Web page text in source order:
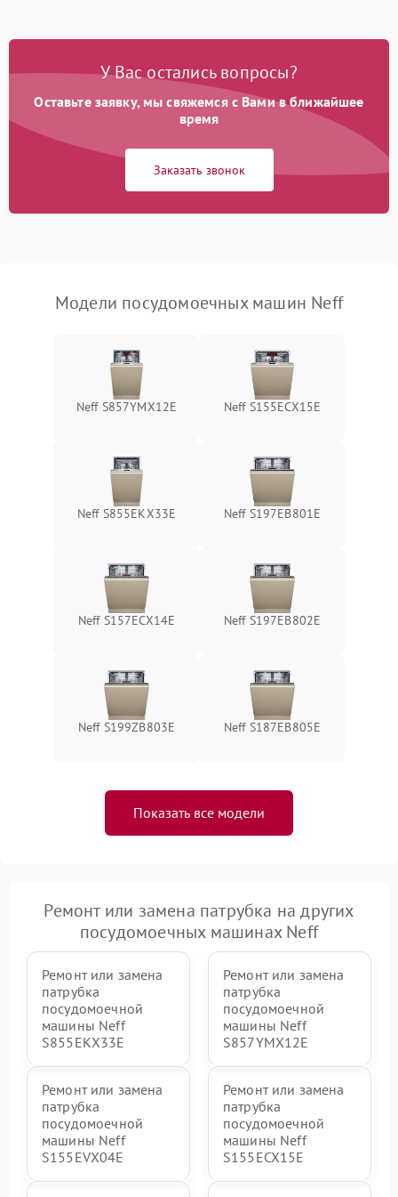
Проблемы с набором
Не работает сушилка 2100 ₽ Подробнее →
Сбои в работе таймера 1700 ₽
У Вас остались вопросы?
Оставьте заявку, мы свяжемся с Вами в ближайшее
время
Заказать звонок
Модели посудомоечных машин Neff
Neff S857YMX12E Neff S155ECX15E
Neff S855EKX33E Neff S197EB801E
Neff S157ECX14E Neff S197EB802E
Neff S199ZB803E Neff S187EB805E
Показать все модели
Ремонт или замена патрубка на других
посудомоечных машинах Neff
Ремонт или замена
патрубка
посудомоечной
машины Neff
S855EKX33E
Ремонт или замена
патрубка
посудомоечной
машины Neff
S857YMX12E
Ремонт или замена
патрубка
посудомоечной
машины Neff
S155EVX04E
Ремонт или замена
патрубка
посудомоечной
машины Neff
S155ECX15E